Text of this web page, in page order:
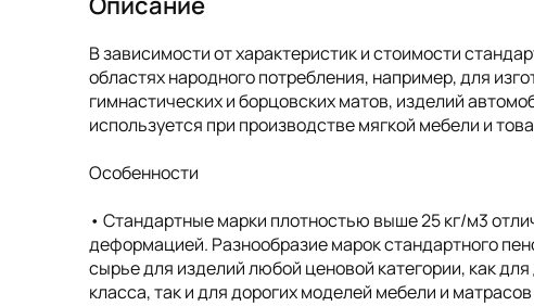
В зависимости от характеристик и стоимости
областях народного потребления, например, для
гимнастических и борцовских матов, изделий
используется при производстве мягкой мебели и
Особенности
• Cтандартные марки плотностью выше 25 кг/м3
деформацией. Разнообразие марок стандартного
сырье для изделий любой ценовой категории, как
класса, так и для дорогих моделей мебели и